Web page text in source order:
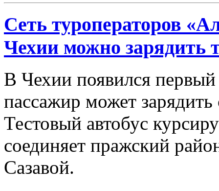
Сеть туроператоров
Чехии можно зарядить
В Чехии появился
пассажир может зарядить
Тестовый автобус
соединяет пражский
Сазавой.